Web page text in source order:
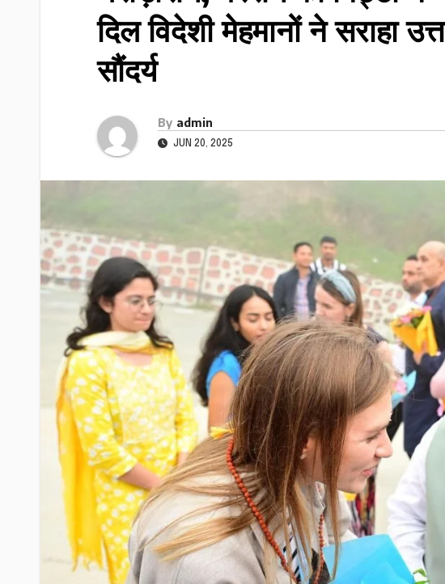
दिल विदेशी मेहमानों ने सराहा
सौंदर्य
By admin
JUN 20, 2025